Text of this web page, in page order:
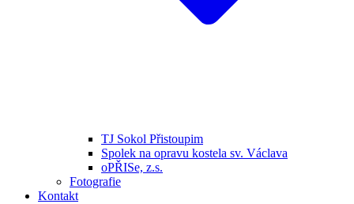
TJ Sokol Přistoupim
Spolek na opravu kostela sv. Václava
oPŘISe, z.s.
Fotografie
Kontakt